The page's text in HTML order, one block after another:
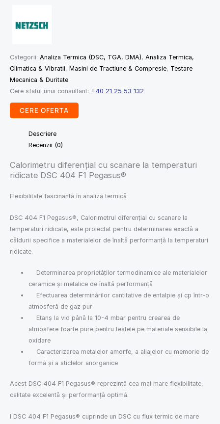
Categorii: Analiza Termica (DSC, TGA, DMA), Analiza Termica,
Climatica & Vibratii, Masini de Tractiune & Compresie, Testare
Mecanica & Duritate
Cere sfatul unui consultant: +40 21 25 53 132
CERE OFERTA
Descriere
Recenzii (0)
Calorimetru diferențial cu scanare la temperaturi
ridicate DSC 404 F1 Pegasus®
Flexibilitate fascinantă în analiza termică
DSC 404 F1 Pegasus®, Calorimetrul diferențial cu scanare la
temperaturi ridicate, este proiectat pentru determinarea exactă a
căldurii specifice a materialelor de înaltă performanță la temperaturi
ridicate.
Determinarea proprietăților termodinamice ale materialelor
ceramice și metalice de înaltă performanță
Efectuarea determinărilor cantitative de entalpie și cp într-o
atmosferă de gaz pur
Etanș la vid până la 10-4 mbar pentru crearea de
atmosfere foarte pure pentru testele pe materiale sensibile la
oxidare
Caracterizarea metalelor amorfe, a aliajelor cu memorie de
formă și a sticlelor anorganice
Acest DSC 404 F1 Pegasus® reprezintă cea mai mare flexibilitate,
calitate excelentă și performanță optimă.
l DSC 404 F1 Pegasus® cuprinde un DSC cu flux termic de mare